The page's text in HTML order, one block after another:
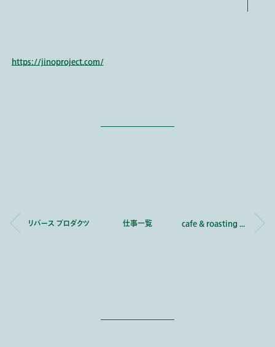
https://jinoproject.com/
リバース プロダクツ 仕事一覧